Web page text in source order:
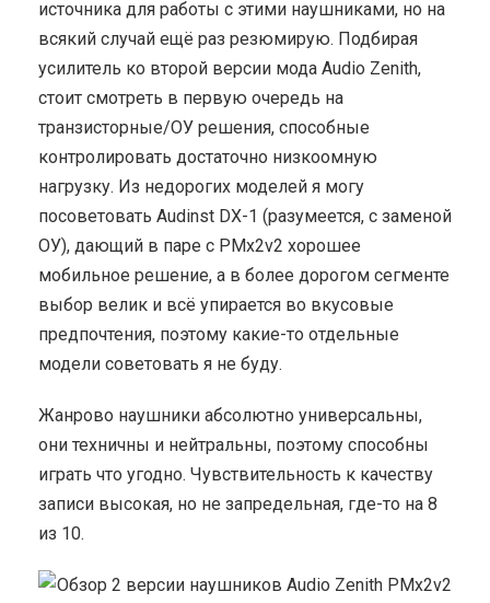
источника для работы с этими наушниками, но на
всякий случай ещё раз резюмирую. Подбирая
усилитель ко второй версии мода Audio Zenith,
стоит смотреть в первую очередь на
транзисторные/ОУ решения, способные
контролировать достаточно низкоомную
нагрузку. Из недорогих моделей я могу
посоветовать Audinst DX-1 (разумеется, с заменой
ОУ), дающий в паре с PMx2v2 хорошее
мобильное решение, а в более дорогом сегменте
выбор велик и всё упирается во вкусовые
предпочтения, поэтому какие-то отдельные
модели советовать я не буду.
Жанрово наушники абсолютно универсальны,
они техничны и нейтральны, поэтому способны
играть что угодно. Чувствительность к качеству
записи высокая, но не запредельная, где-то на 8
из 10.